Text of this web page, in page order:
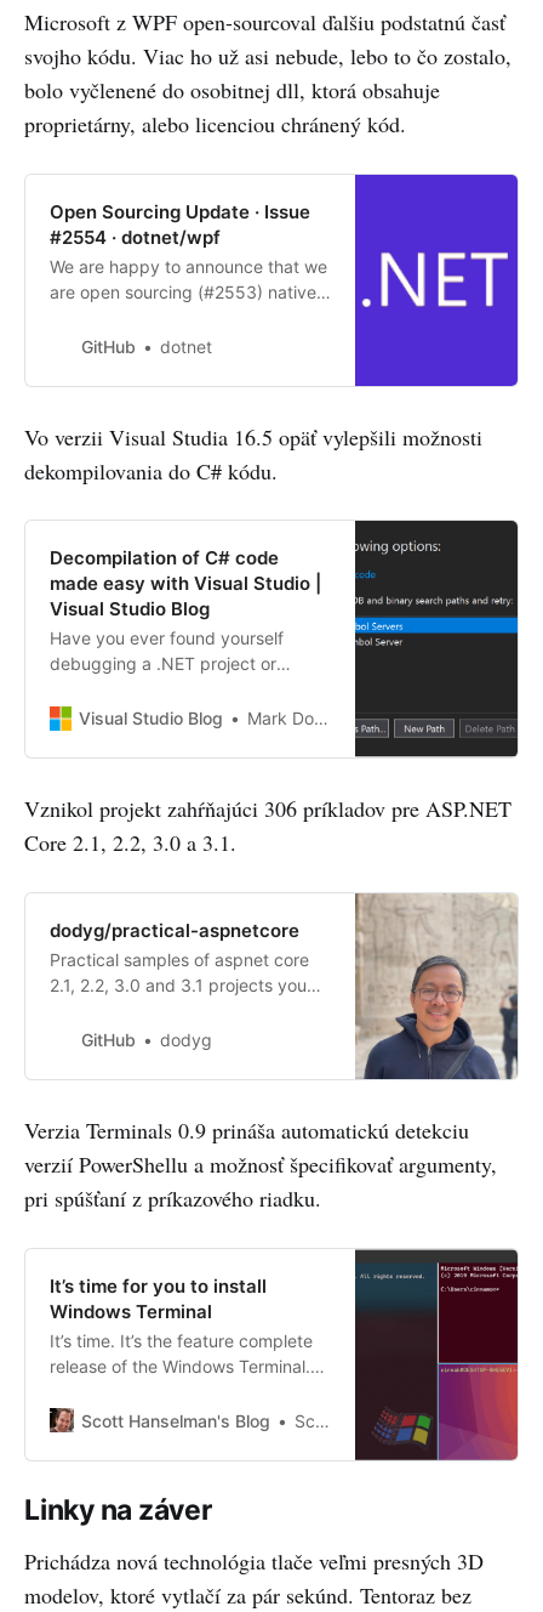
Microsoft z WPF open-sourcoval ďalšiu podstatnú časť
svojho kódu. Viac ho už asi nebude, lebo to čo zostalo,
bolo vyčlenené do osobitnej dll, ktorá obsahuje
proprietárny, alebo licenciou chránený kód.
Open Sourcing Update · Issue
#2554 · dotnet/wpf
We are happy to announce that we
are open sourcing (#2553) native
wpfgfx_cor3.dll and
completed all planned open-
GitHub dotnet
Vo verzii Visual Studia 16.5 opäť vylepšili možnosti
dekompilovania do C# kódu.
Decompilation of C# code
made easy with Visual Studio |
Visual Studio Blog
Have you ever found yourself
debugging a .NET project or
confronted with a No Symbols
experienced an exception
assembly but had no source code
to figure out why?
Visual Studio Blog Mark Downie
Vznikol projekt zahŕňajúci 306 príkladov pre ASP.NET
Core 2.1, 2.2, 3.0 a 3.1.
dodyg/practical-aspnetcore
Practical samples of aspnet core
2.1, 2.2, 3.0 and 3.1 projects you
explanations on all projects. -
GitHub dodyg
Verzia Terminals 0.9 prináša automatickú detekciu
verzií PowerShellu a možnosť špecifikovať argumenty,
pri spúšťaní z príkazového riadku.
It’s time for you to install
Windows Terminal
It’s time. It’s the feature complete
release of the Windows Terminal.
wait here. You done? OK. You can
Scott Hanselman's Blog Scott Hanselman
Linky na záver
Prichádza nová technológia tlače veľmi presných 3D
modelov, ktoré vytlačí za pár sekúnd. Tentoraz bez